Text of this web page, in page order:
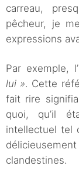
carreau,
pêcheur, je
expressions
Par exemple,
lui ». Cette
fait rire
quoi, qu’il
intellectuel tel
clandestines.